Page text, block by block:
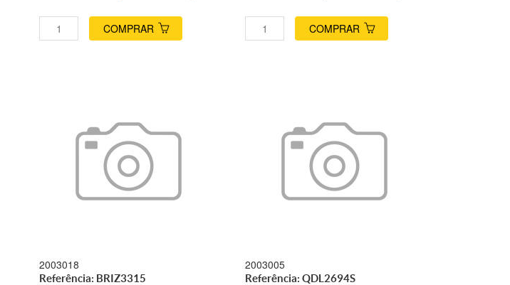
COMPRAR COMPRAR
2003018
Referência: BRIZ3315
2003005
Referência: QDL2694S